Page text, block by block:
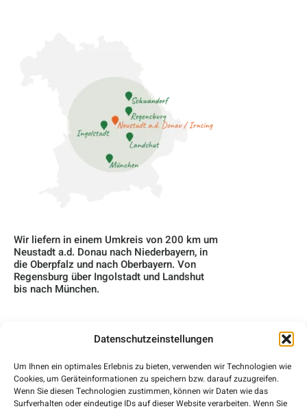
Datenschutzeinstellungen
Um Ihnen ein optimales Erlebnis zu bieten, verwenden wir Technologien wie
Cookies, um Geräteinformationen zu speichern bzw. darauf zuzugreifen.
Wenn Sie diesen Technologien zustimmen, können wir Daten wie das
Surfverhalten oder eindeutige IDs auf dieser Website verarbeiten. Wenn Sie
Wir liefern in einem Umkreis von 200 km um
Neustadt a.d. Donau nach Niederbayern, in
die Oberpfalz und nach Oberbayern. Von
Regensburg über Ingolstadt und Landshut
bis nach München.
Über Uns